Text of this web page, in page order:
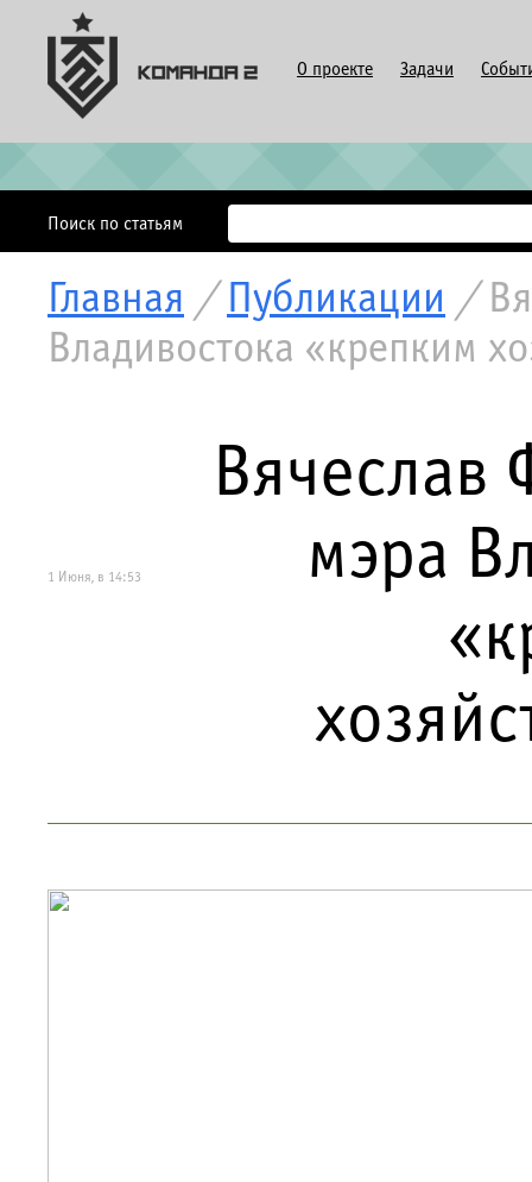
О проекте Задачи
Поиск по статьям
Главная / Публикации /
Владивостока «крепким
1 Июня, в 14:53
Вячеслав
мэра